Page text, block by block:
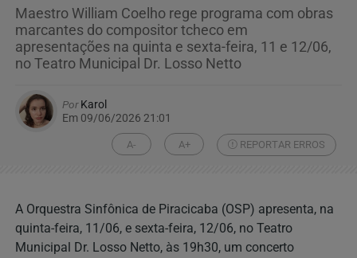
Maestro William Coelho rege programa com obras
marcantes do compositor tcheco em
apresentações na quinta e sexta-feira, 11 e 12/06,
no Teatro Municipal Dr. Losso Netto
PorKarol
Em 09/06/2026 21:01
A- A+ REPORTAR ERROS
A Orquestra Sinfônica de Piracicaba (OSP) apresenta, na
quinta-feira, 11/06, e sexta-feira, 12/06, no Teatro
Municipal Dr. Losso Netto, às 19h30, um concerto